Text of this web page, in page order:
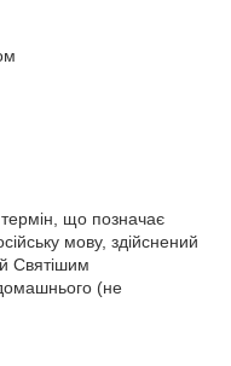
що позначає
мову, здійснений
Святішим
(не